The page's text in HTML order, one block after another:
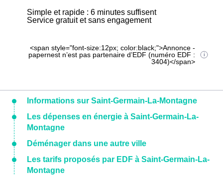
Simple et rapide : 6 minutes suffisent
Service gratuit et sans engagement
<span style="font-size:12px; color:black;">Annonce -
papernest n’est pas partenaire d’EDF (numéro EDF :
3404)</span>
Informations sur Saint-Germain-La-Montagne
Les dépenses en énergie à Saint-Germain-La-
Montagne
Déménager dans une autre ville
Les tarifs proposés par EDF à Saint-Germain-La-
Montagne